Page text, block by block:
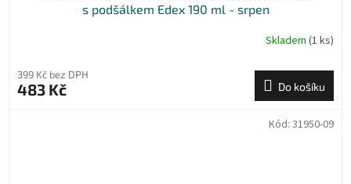
s podšálkem Edex 190 ml - srpen
Skladem (1 ks)
399 Kč bez DPH
483 Kč Do košíku
Kód: 31950-09